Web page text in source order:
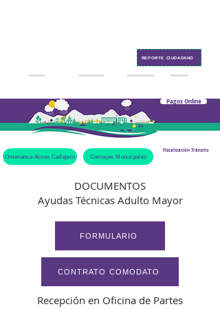
Pagos Online
Ordenanza Acoso Callejero Concejos Municipales
Fiscalización Tránsito
REPORTE CIUDADANO
DOCUMENTOS
Ayudas Técnicas Adulto Mayor
FORMULARIO
CONTRATO COMODATO
Recepción en Oficina de Partes